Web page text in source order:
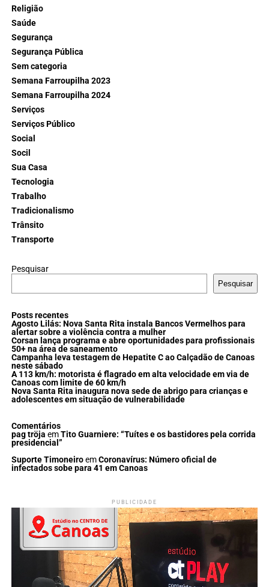
Religião
Saúde
Segurança
Segurança Pública
Sem categoria
Semana Farroupilha 2023
Semana Farroupilha 2024
Serviços
Serviços Público
Social
Socil
Sua Casa
Tecnologia
Trabalho
Tradicionalismo
Trânsito
Transporte
Pesquisar
Pesquisar
Posts recentes
Agosto Lilás: Nova Santa Rita instala Bancos Vermelhos para
alertar sobre a violência contra a mulher
Corsan lança programa e abre oportunidades para profissionais
50+ na área de saneamento
Campanha leva testagem de Hepatite C ao Calçadão de Canoas
neste sábado
A 113 km/h: motorista é flagrado em alta velocidade em via de
Canoas com limite de 60 km/h
Nova Santa Rita inaugura nova sede de abrigo para crianças e
adolescentes em situação de vulnerabilidade
Comentários
pag tröja emTito Guarniere: “Tuítes e os bastidores pela corrida
presidencial”
Suporte TimoneiroemCoronavírus: Número oficial de
infectados sobe para 41 em Canoas
PUBLICIDADE